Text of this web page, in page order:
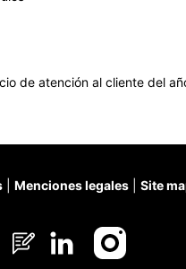
de atención al cliente del
Menciones legales Site